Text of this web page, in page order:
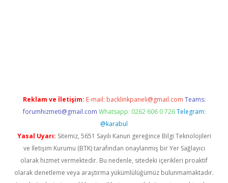
Reklam ve İletişim: E-mail: backlinkpaneli@gmail.com Teams:
forumhizmeti@gmail.com Whatsapp: 0262 606 0 726 Telegram:
@karabul
Yasal Uyarı: Sitemiz, 5651 Sayılı Kanun gereğince Bilgi Teknolojileri
ve İletişim Kurumu (BTK) tarafından onaylanmış bir Yer Sağlayıcı
olarak hizmet vermektedir. Bu nedenle, sitedeki içerikleri proaktif
olarak denetleme veya araştırma yükümlülüğümüz bulunmamaktadır.